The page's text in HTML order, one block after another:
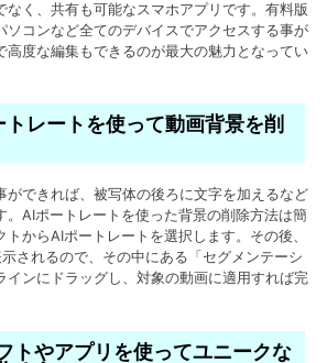
なく、共有も可能なスマホアプリです。有料版
ソコンなど全てのデバイスでアクセスする事が
高度な編集もできるのが最大の魅力となってい
レートを使って動画背景を削
ができれば、被写体の後ろに文字を加えるなど
。AIポートレートを使った背景の削除方法は簡
からAIポートレートを選択します。その後、
されるので、その中にある「セグメンテーシ
インにドラッグし、対象の動画に適用すれば完
トやアプリを使ってユニークな